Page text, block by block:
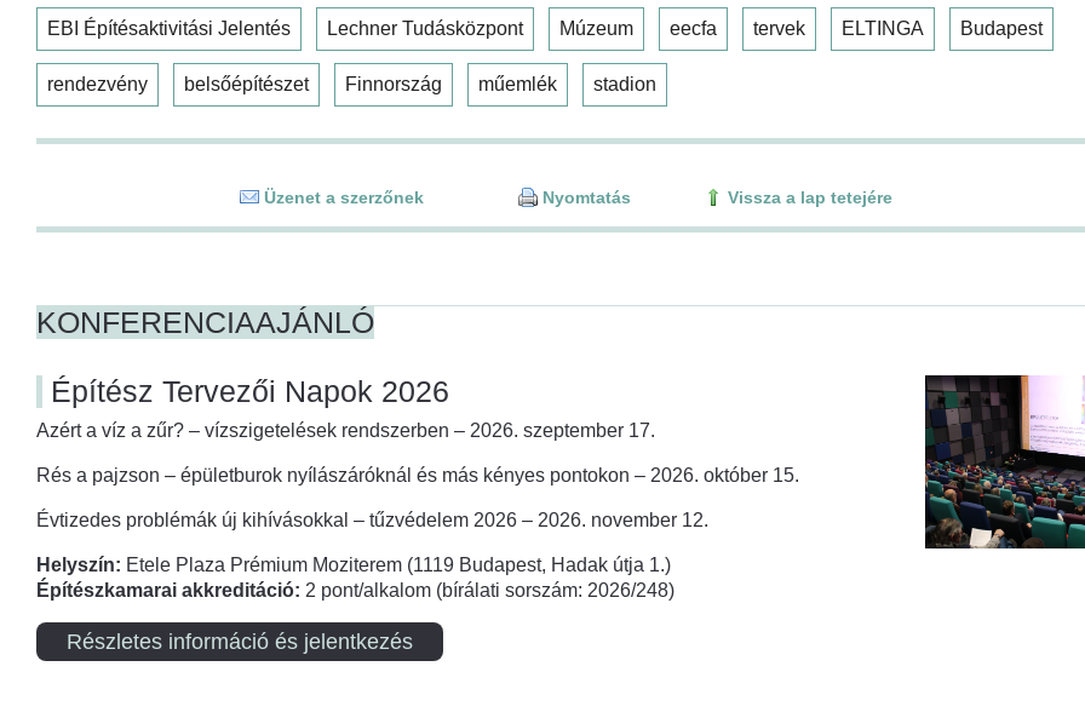
EBI Építésaktivitási Jelentés Lechner Tudásközpont Múzeum eecfa tervek ELTINGA Budapest
rendezvény belsőépítészet Finnország műemlék stadion
Üzenet a szerzőnek Nyomtatás Vissza a lap tetejére
KONFERENCIAAJÁNLÓ
Építész Tervezői Napok 2026
Azért a víz a zűr? – vízszigetelések rendszerben – 2026. szeptember 17.
Rés a pajzson – épületburok nyílászáróknál és más kényes pontokon – 2026. október 15.
Évtizedes problémák új kihívásokkal – tűzvédelem 2026 – 2026. november 12.
Helyszín: Etele Plaza Prémium Moziterem (1119 Budapest, Hadak útja 1.)
Építészkamarai akkreditáció: 2 pont/alkalom (bírálati sorszám: 2026/248)
Részletes információ és jelentkezés